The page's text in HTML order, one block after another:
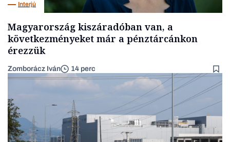
Interjú
Magyarország kiszáradóban van, a
következményeket már a pénztárcánkon
érezzük
Zomborácz Iván 14 perc